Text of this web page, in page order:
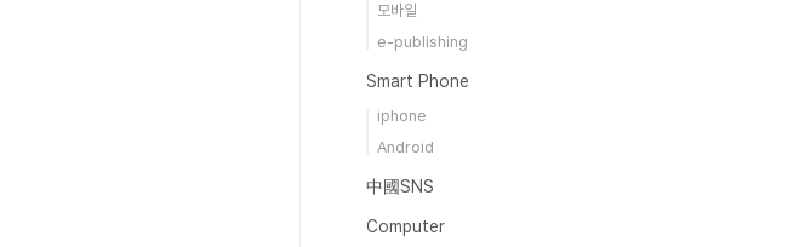
모바일
e-publishing
Smart Phone
iphone
Android
中國SNS
Computer